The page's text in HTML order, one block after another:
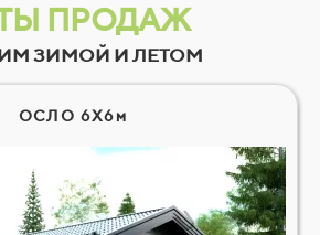
ПРОДАЖ
ЗИМОЙ И ЛЕТОМ
ОСЛО 6Х6м